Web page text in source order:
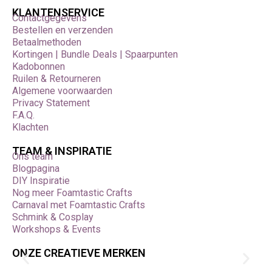
KLANTENSERVICE
Contactgegevens
Bestellen en verzenden
Betaalmethoden
Kortingen | Bundle Deals | Spaarpunten
Kadobonnen
Ruilen & Retourneren
Algemene voorwaarden
Privacy Statement
F.A.Q.
Klachten
TEAM & INSPIRATIE
Ons team
Blogpagina
DIY Inspiratie
Nog meer Foamtastic Crafts
Carnaval met Foamtastic Crafts
Schmink & Cosplay
Workshops & Events
ONZE CREATIEVE MERKEN